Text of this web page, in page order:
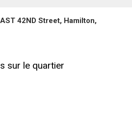
42ND Street, Hamilton,
sur le quartier